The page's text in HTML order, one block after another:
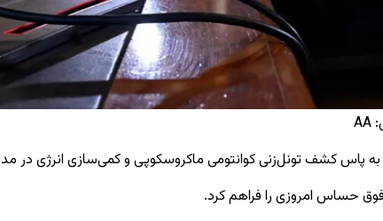
کشف تونل‌زنی کوانتومی ماکروسکوپی و کمی‌سازی انرژی در
حساس امروزی را فراهم کرد.